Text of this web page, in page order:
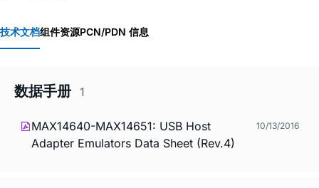
技术文档组件资源PCN/PDN 信息
数据手册 1
MAX14640-MAX14651: USB Host
Adapter Emulators Data Sheet (Rev.4)
10/13/2016